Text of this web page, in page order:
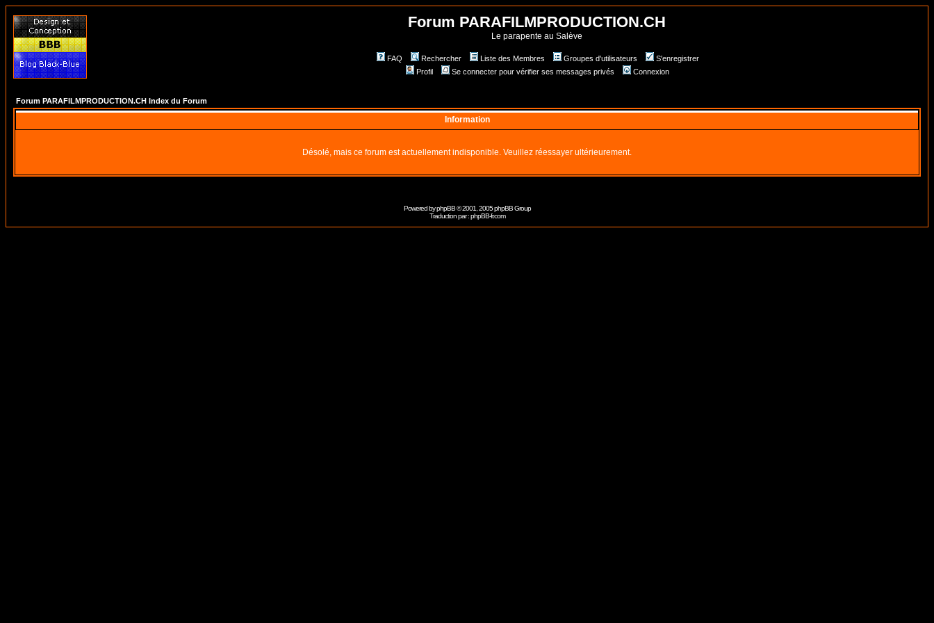
Forum PARAFILMPRODUCTION.CH
Le parapente au Salève
FAQ Rechercher Liste des Membres Groupes d'utilisateurs
S'enregistrer
Profil
Se connecter pour vérifier ses messages privés Connexion
Forum PARAFILMPRODUCTION.CH Index du Forum
Information
Désolé, mais ce forum est actuellement indisponible. Veuillez réessayer ultérieurement.
Powered byphpBB© 2001, 2005 phpBB Group
Traduction par :phpBB-fr.com